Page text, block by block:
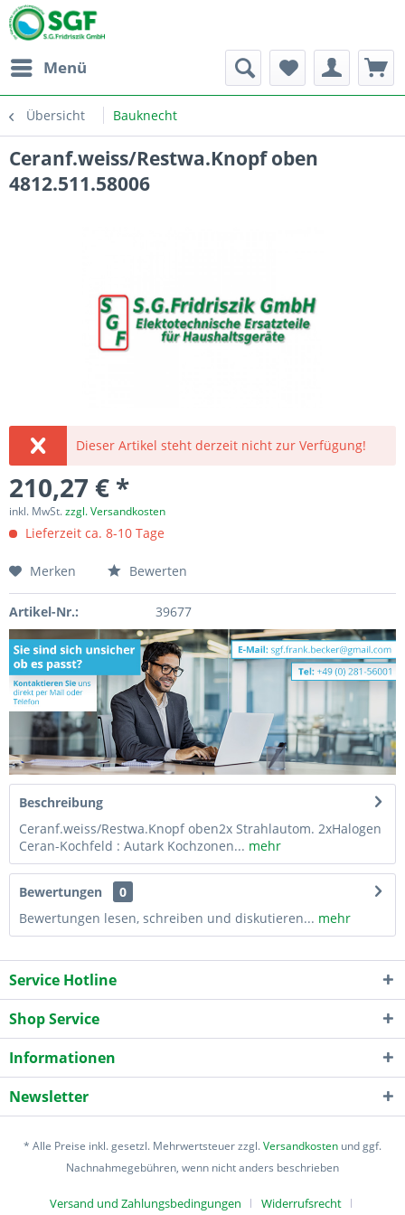
Menü
Übersicht Bauknecht
Ceranf.weiss/Restwa.Knopf oben
4812.511.58006
Dieser Artikel steht derzeit nicht zur Verfügung!
210,27 € *
inkl. MwSt.zzgl. Versandkosten
Lieferzeit ca. 8-10 Tage
Merken Bewerten
Artikel-Nr.: 39677
Beschreibung
Ceranf.weiss/Restwa.Knopf oben2x Strahlautom. 2xHalogen
Ceran-Kochfeld : Autark Kochzonen... mehr
Bewertungen
0
Bewertungen lesen, schreiben und diskutieren... mehr
Service Hotline
Shop Service
Informationen
Newsletter
* Alle Preise inkl. gesetzl. Mehrwertsteuer zzgl.Versandkosten und ggf.
Nachnahmegebühren, wenn nicht anders beschrieben
Versand und Zahlungsbedingungen Widerrufsrecht